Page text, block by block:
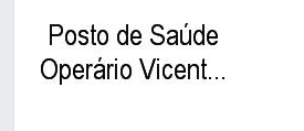
Curicica (1)
Del Castilho (4)
Encantado (3)